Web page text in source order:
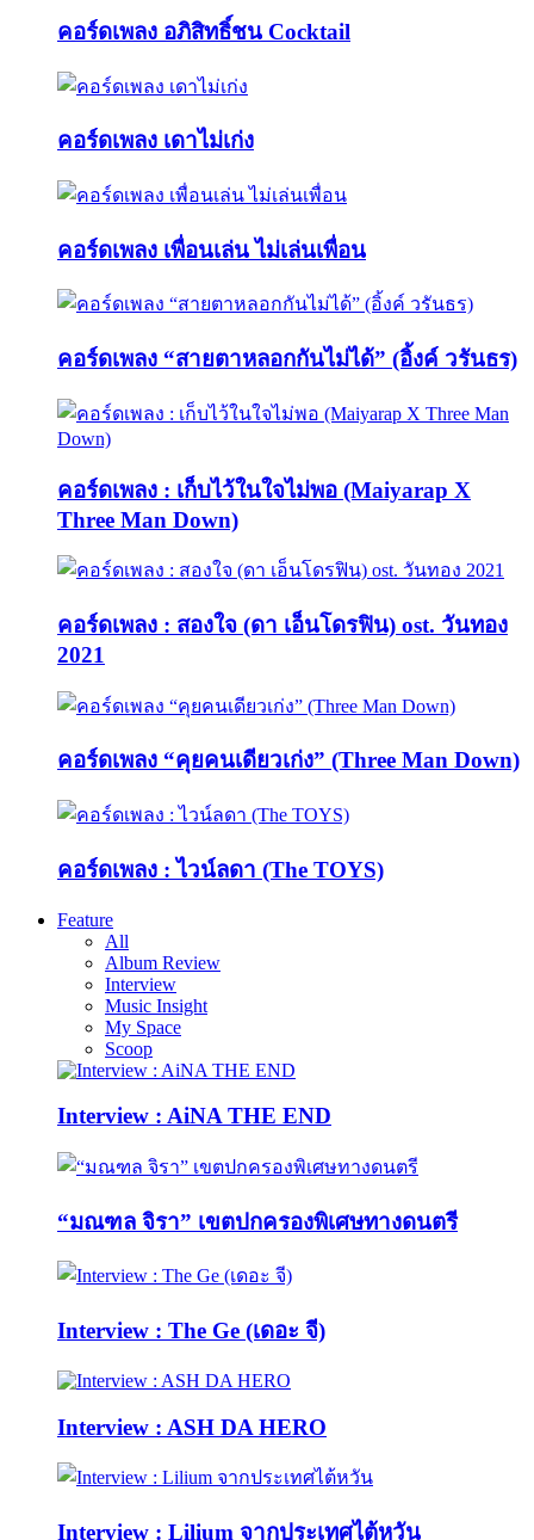
คอร์ดเพลง อภิสิทธิ์ชน Cocktail
คอร์ดเพลง เดาไม่เก่ง
คอร์ดเพลง เพื่อนเล่น ไม่เล่นเพื่อน
คอร์ดเพลง “สายตาหลอกกันไม่ได้” (อิ้งค์ วรันธร)
คอร์ดเพลง : เก็บไว้ในใจไม่พอ (Maiyarap X
Three Man Down)
คอร์ดเพลง : สองใจ (ดา เอ็นโดรฟิน) ost. วันทอง
2021
คอร์ดเพลง “คุยคนเดียวเก่ง” (Three Man Down)
คอร์ดเพลง : ไวน์ลดา (The TOYS)
Feature
All
Album Review
Interview
Music Insight
My Space
Scoop
Interview : AiNA THE END
“มณฑล จิรา” เขตปกครองพิเศษทางดนตรี
Interview : The Ge (เดอะ จี)
Interview : ASH DA HERO
Interview : Lilium จากประเทศไต้หวัน